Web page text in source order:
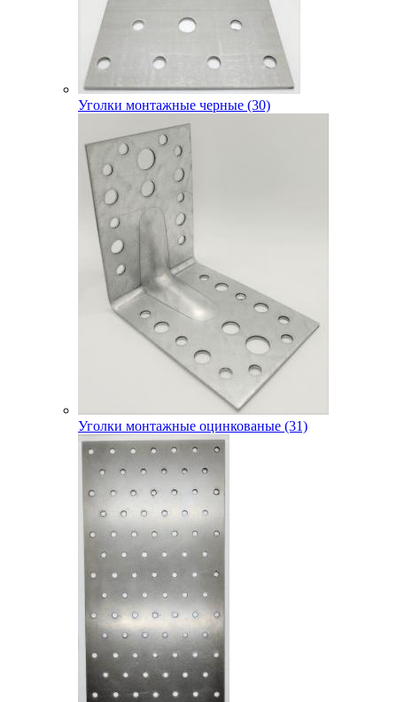
Уголки монтажные черные (30)
Уголки монтажные оцинкованые (31)